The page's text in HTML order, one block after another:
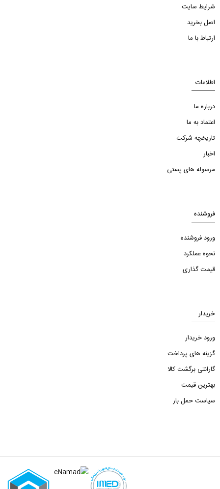
شرایط سایت
اصل بخرید
ارتباط با ما
اطلاعات
درباره ما
اعتماد به ما
تاریخچه شرکت
اخبار
مرسوله های پستی
فروشنده
ورود فروشنده
نحوه عملکرد
قیمت گذاری
خریدار
ورود خریدار
گزینه های پرداخت
گارانتی برگشت کالا
بهترین قیمت
سیاست حمل بار